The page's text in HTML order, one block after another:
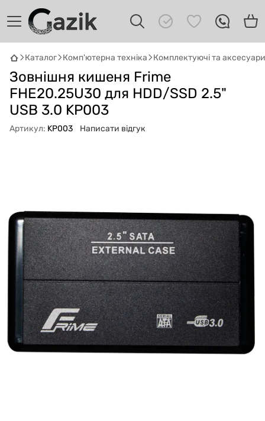
Каталог Комп'ютерна техніка Комплектуючі та аксесуари
Зовнішня кишеня Frime
FHE20.25U30 для HDD/SSD 2.5"
USB 3.0 KP003
Артикул: KP003 Написати відгук
Онлайн · пошук техніки
Привіт! 👋 Я Gazik AI — допоможу
Що шукаєш?